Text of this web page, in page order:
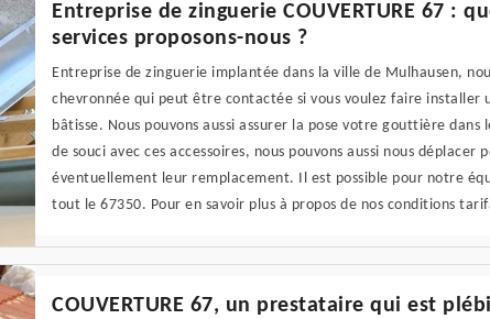
Entreprise de zinguerie COUVERTURE 67 :
services proposons-nous ?
Entreprise de zinguerie implantée dans la ville de Mulhausen,
chevronnée qui peut être contactée si vous voulez faire installer
bâtisse. Nous pouvons aussi assurer la pose votre gouttière dans
de souci avec ces accessoires, nous pouvons aussi nous
éventuellement leur remplacement. Il est possible pour notre
tout le 67350. Pour en savoir plus à propos de nos conditions
COUVERTURE 67, un prestataire qui est